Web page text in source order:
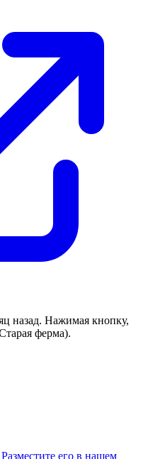
назад. Нажимая кнопку,
ферма).
Разместите его в нашем